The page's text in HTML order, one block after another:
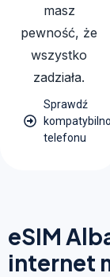
masz
pewność, że
wszystko
zadziała.
Sprawdź
telefonu
eSIM
internet